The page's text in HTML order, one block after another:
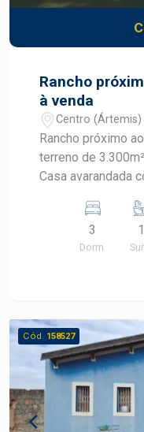
Rancho
à venda
Centro
Rancho próximo
terreno de
Casa avarandada
copa/cozinha e area de
de estacionamento. Área de pomar com varias
arvores frutíferas.
3
Dorm.
1
Cód. 158527